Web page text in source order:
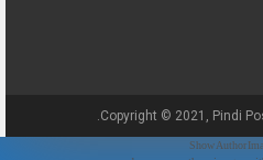
Copyright © 2021, Pindi
// Show Author